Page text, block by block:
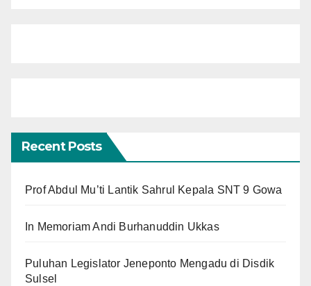
Recent Posts
Prof Abdul Mu’ti Lantik Sahrul Kepala SNT 9 Gowa
In Memoriam Andi Burhanuddin Ukkas
Puluhan Legislator Jeneponto Mengadu di Disdik
Sulsel